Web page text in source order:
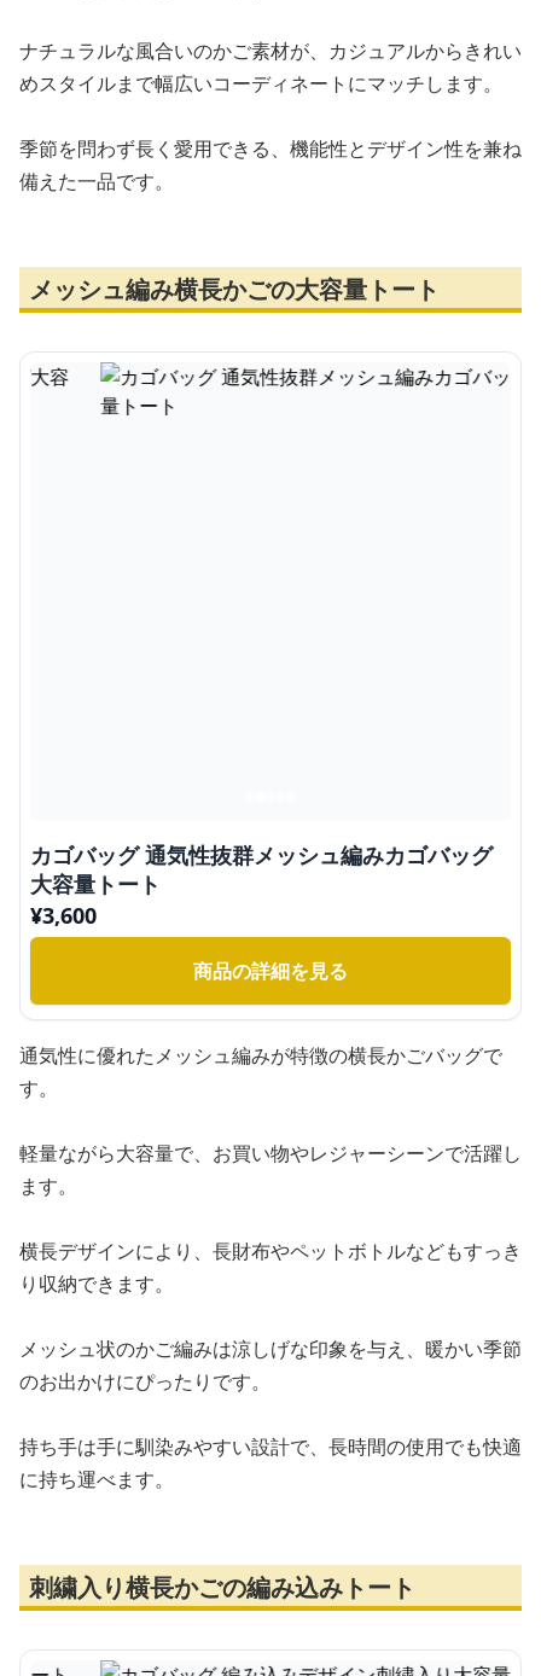
ナチュラルな風合いのかご素材が、カジュアルからきれい
めスタイルまで幅広いコーディネートにマッチします。
季節を問わず長く愛用できる、機能性とデザイン性を兼ね
備えた一品です。
メッシュ編み横長かごの大容量トート
カゴバッグ 通気性抜群メッシュ編みカゴバッグ
大容量トート
¥3,600
商品の詳細を見る
通気性に優れたメッシュ編みが特徴の横長かごバッグで
す。
軽量ながら大容量で、お買い物やレジャーシーンで活躍し
ます。
横長デザインにより、長財布やペットボトルなどもすっき
り収納できます。
メッシュ状のかご編みは涼しげな印象を与え、暖かい季節
のお出かけにぴったりです。
持ち手は手に馴染みやすい設計で、長時間の使用でも快適
に持ち運べます。
刺繍入り横長かごの編み込みトート